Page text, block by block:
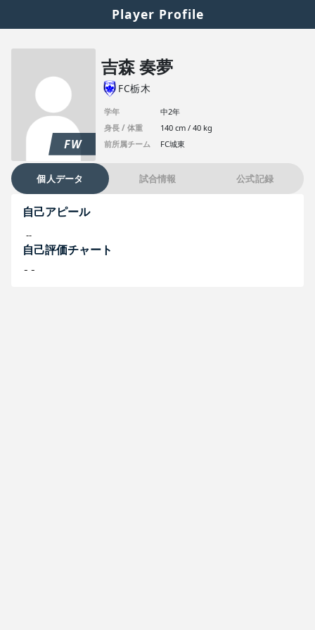
Player Profile
FW
吉森 奏夢
FC栃木
学年
中2年
身長 / 体重
140 cm / 40 kg
前所属チーム
FC城東
個人データ 試合情報 公式記録
自己アピール
--
自己評価チャート
--